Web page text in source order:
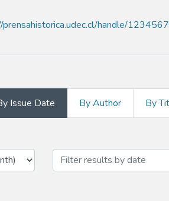
handle/
Issue Date By Author By
Date